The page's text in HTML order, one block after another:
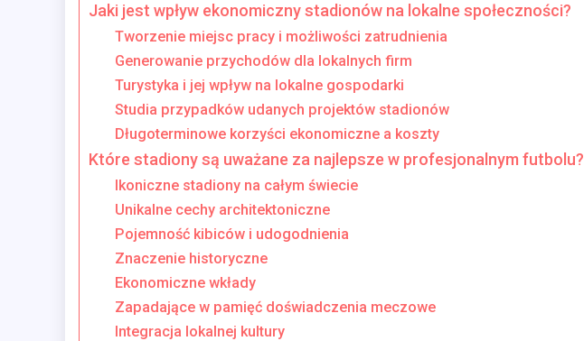
Jaki jest wpływ ekonomiczny stadionów na lokalne społeczności?
Tworzenie miejsc pracy i możliwości zatrudnienia
Generowanie przychodów dla lokalnych firm
Turystyka i jej wpływ na lokalne gospodarki
Studia przypadków udanych projektów stadionów
Długoterminowe korzyści ekonomiczne a koszty
Które stadiony są uważane za najlepsze w profesjonalnym futbolu?
Ikoniczne stadiony na całym świecie
Unikalne cechy architektoniczne
Pojemność kibiców i udogodnienia
Znaczenie historyczne
Ekonomiczne wkłady
Zapadające w pamięć doświadczenia meczowe
Integracja lokalnej kultury